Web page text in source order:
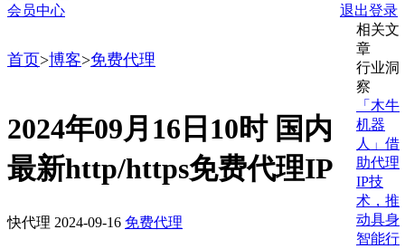
会员中心
退出登录
首页>博客>免费代理
2024年09月16日10时 国内
最新http/https免费代理IP
快代理 2024-09-16 免费代理
相关文
章
行业洞
察
「木牛
机器
人」借
助代理
IP技
术，推
动具身
智能行